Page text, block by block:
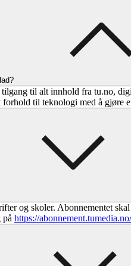
tilgang til alt innhold fra tu.no,
til teknologi med å gjøre
og skoler. Abonnementet
på https://